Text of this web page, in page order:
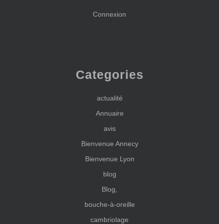
Connexion
Categories
actualité
Annuaire
avis
Bienvenue Annecy
Bienvenue Lyon
blog
Blog,
bouche-à-oreille
cambriolage